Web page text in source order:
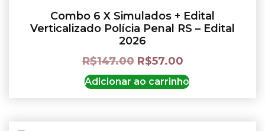
Combo 6 X Simulados + Edital
Verticalizado Polícia Penal RS – Edital
2026
R$147.00 R$57.00
Adicionar ao carrinho